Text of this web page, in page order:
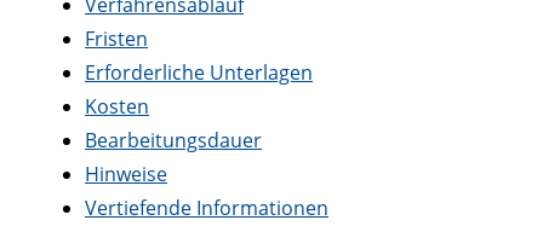
Fristen
Erforderliche Unterlagen
Kosten
Bearbeitungsdauer
Hinweise
Vertiefende Informationen